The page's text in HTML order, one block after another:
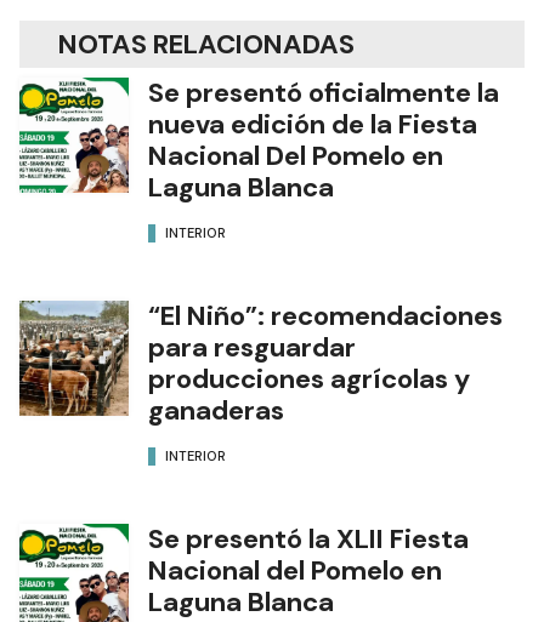
NOTAS RELACIONADAS
Se presentó oficialmente la
nueva edición de la Fiesta
Nacional Del Pomelo en
Laguna Blanca
INTERIOR
“El Niño”: recomendaciones
para resguardar
producciones agrícolas y
ganaderas
INTERIOR
Se presentó la XLII Fiesta
Nacional del Pomelo en
Laguna Blanca